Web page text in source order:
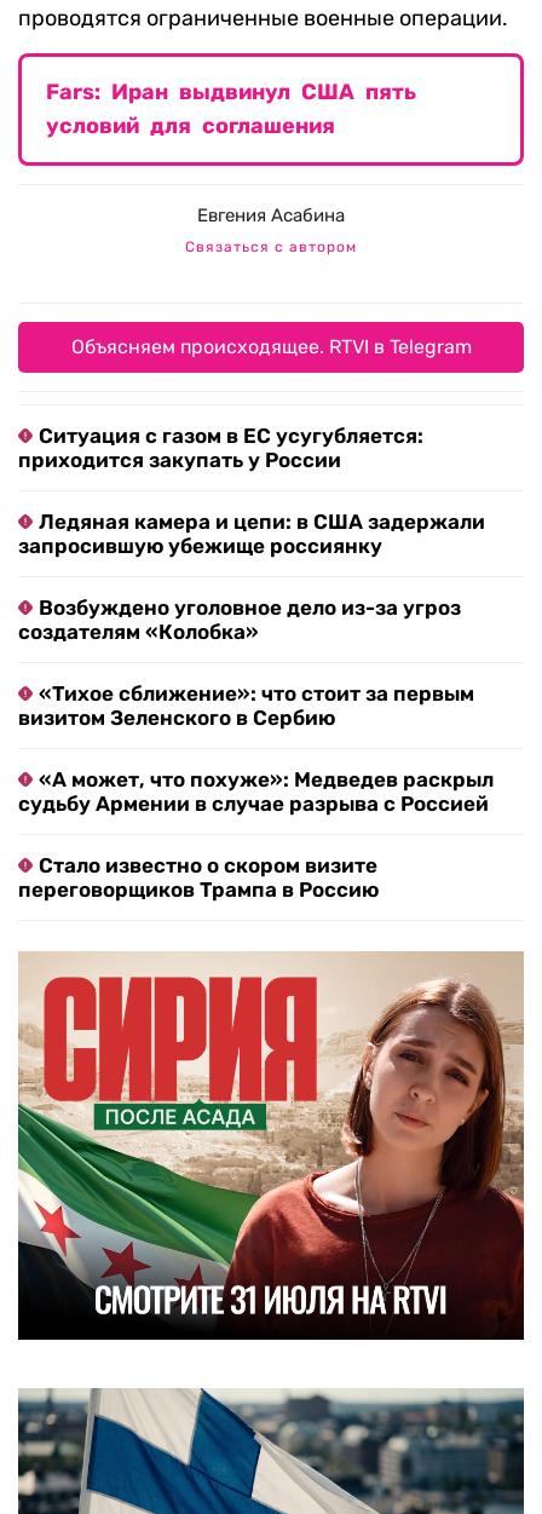
проводятся ограниченные военные операции.
Fars: Иран выдвинул США пять
условий для соглашения
Евгения Асабина
Связаться с автором
Объясняем происходящее. RTVI в Telegram
Ситуация с газом в ЕС усугубляется:
приходится закупать у России
Ледяная камера и цепи: в США задержали
запросившую убежище россиянку
Возбуждено уголовное дело из-за угроз
создателям «Колобка»
«Тихое сближение»: что стоит за первым
визитом Зеленского в Сербию
«А может, что похуже»: Медведев раскрыл
судьбу Армении в случае разрыва с Россией
Стало известно о скором визите
переговорщиков Трампа в Россию